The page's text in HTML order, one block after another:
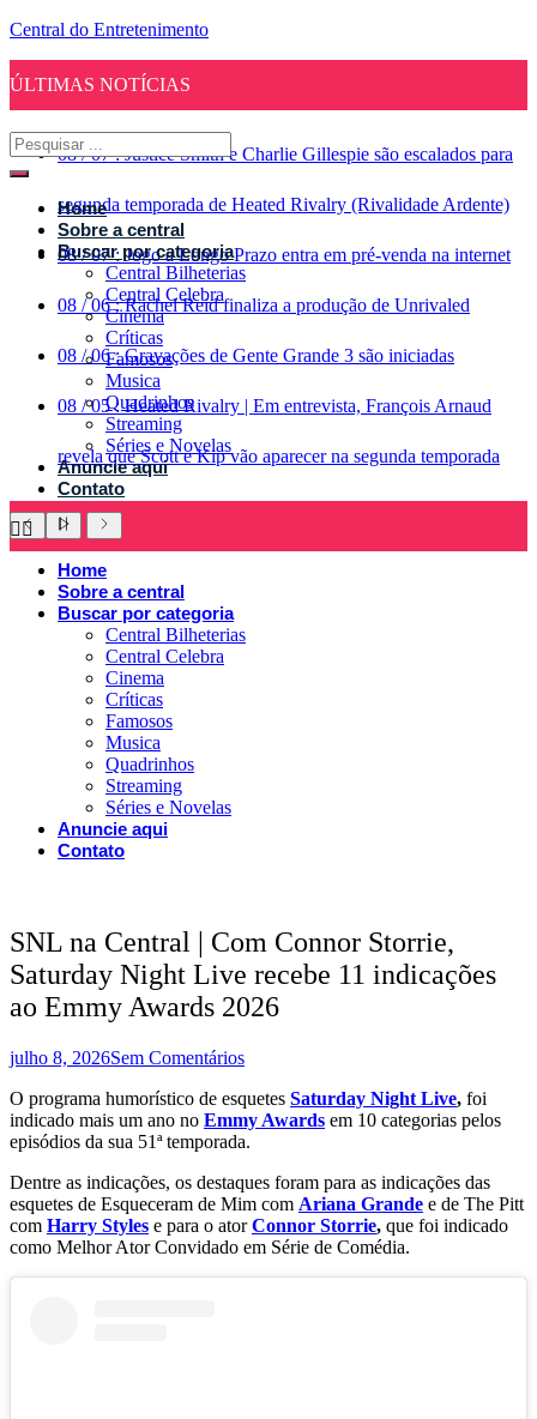
Central do Entretenimento
ÚLTIMAS NOTÍCIAS
08 / 07 : Justice Smith e Charlie Gillespie são escalados para
segunda temporada de Heated Rivalry (Rivalidade Ardente)
08 / 07 : Jogo a Longo Prazo entra em pré-venda na internet
08 / 06 : Rachel Reid finaliza a produção de Unrivaled
08 / 06 : Gravações de Gente Grande 3 são iniciadas
08 / 05 : Heated Rivalry | Em entrevista, François Arnaud
revela que Scott e Kip vão aparecer na segunda temporada
Home
Sobre a central
Buscar por categoria
Central Bilheterias
Central Celebra
Cinema
Críticas
Famosos
Musica
Quadrinhos
Streaming
Séries e Novelas
Anuncie aqui
Contato
Home
Sobre a central
Buscar por categoria
Central Bilheterias
Central Celebra
Cinema
Críticas
Famosos
Musica
Quadrinhos
Streaming
Séries e Novelas
Anuncie aqui
Contato
SNL na Central | Com Connor Storrie,
Saturday Night Live recebe 11 indicações
ao Emmy Awards 2026
julho 8, 2026Sem Comentários
O programa humorístico de esquetes Saturday Night Live, foi
indicado mais um ano no Emmy Awards em 10 categorias pelos
episódios da sua 51ª temporada.
Dentre as indicações, os destaques foram para as indicações das
esquetes de Esqueceram de Mim com Ariana Grande e de The Pitt
com Harry Styles e para o atorConnor Storrie, que foi indicado
como Melhor Ator Convidado em Série de Comédia.